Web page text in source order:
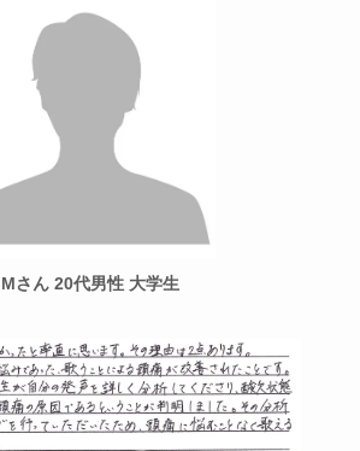
Mさん 20代男性 大学生